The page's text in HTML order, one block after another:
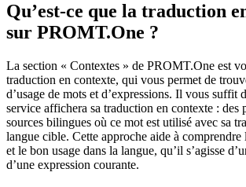
Qu’est-ce que la traduction
sur PROMT.One ?
La section « Contextes » de PROMT.One est
traduction en contexte, qui vous permet de
d’usage de mots et d’expressions. Il vous suffit
service affichera sa traduction en contexte : des
sources bilingues où ce mot est utilisé avec sa
langue cible. Cette approche aide à comprendre
et le bon usage dans la langue, qu’il s’agisse
d’une expression courante.